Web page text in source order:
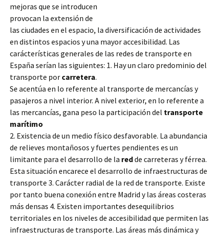
mejoras que se introducen
provocan la extensión de
las ciudades en el espacio, la diversificación de actividades
en distintos espacios y una mayor accesibilidad. Las
carácterísticas generales de las redes de transporte en
España serían las siguientes: 1. Hay un claro predominio del
transporte por carretera.
Se acentúa en lo referente al transporte de mercancías y
pasajeros a nivel interior. A nivel exterior, en lo referente a
las mercancías, gana peso la participación del transporte
marítimo
2. Existencia de un medio físico desfavorable. La abundancia
de relieves montañosos y fuertes pendientes es un
limitante para el desarrollo de la redde carreteras y férrea.
Esta situación encarece el desarrollo de infraestructuras de
transporte 3. Carácter radial de la red de transporte. Existe
por tanto buena conexión entre Madrid y las áreas costeras
más densas 4. Existen importantes desequilibrios
territoriales en los niveles de accesibilidad que permiten las
infraestructuras de transporte. Las áreas más dinámica y